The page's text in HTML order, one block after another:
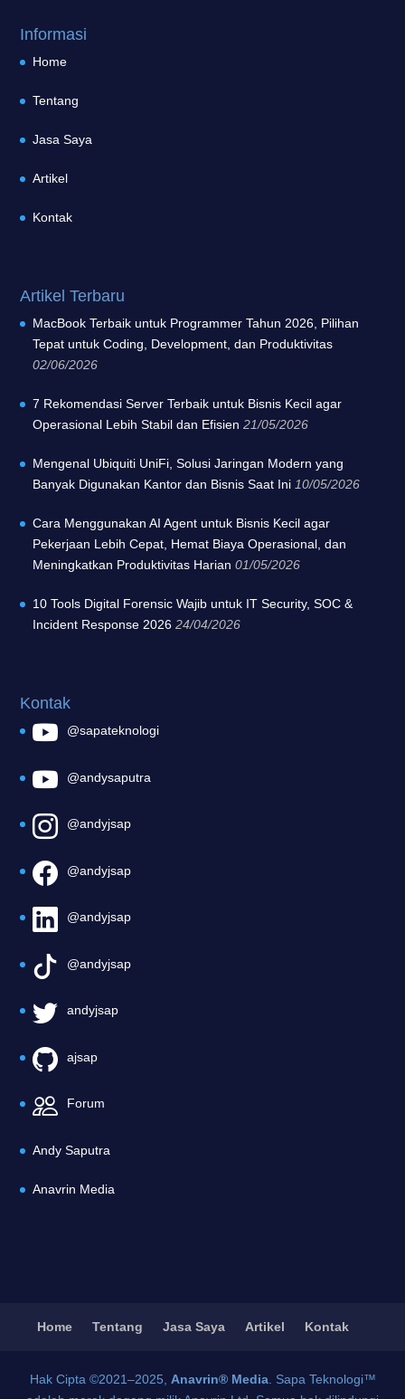
Informasi
Home
Tentang
Jasa Saya
Artikel
Kontak
Artikel Terbaru
MacBook Terbaik untuk Programmer Tahun 2026, Pilihan
Tepat untuk Coding, Development, dan Produktivitas
02/06/2026
7 Rekomendasi Server Terbaik untuk Bisnis Kecil agar
Operasional Lebih Stabil dan Efisien 21/05/2026
Mengenal Ubiquiti UniFi, Solusi Jaringan Modern yang
Banyak Digunakan Kantor dan Bisnis Saat Ini 10/05/2026
Cara Menggunakan AI Agent untuk Bisnis Kecil agar
Pekerjaan Lebih Cepat, Hemat Biaya Operasional, dan
Meningkatkan Produktivitas Harian 01/05/2026
10 Tools Digital Forensic Wajib untuk IT Security, SOC &
Incident Response 2026 24/04/2026
Kontak
@sapateknologi
@andysaputra
@andyjsap
@andyjsap
@andyjsap
@andyjsap
andyjsap
ajsap
Forum
Andy Saputra
Anavrin Media
Home Tentang Jasa Saya Artikel Kontak
Hak Cipta ©2021–2025, Anavrin® Media. Sapa Teknologi™